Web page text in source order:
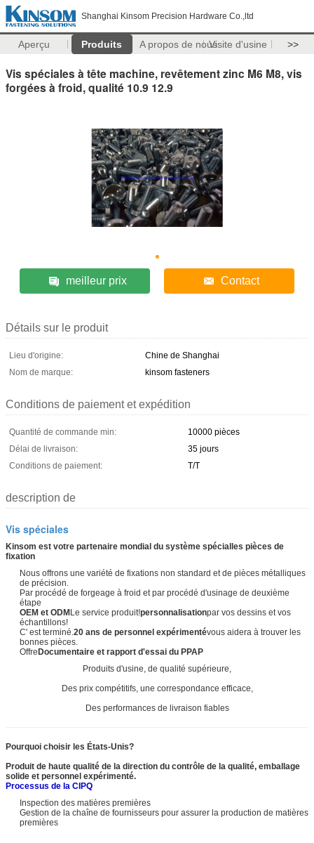
Shanghai Kinsom Precision Hardware Co.,ltd
Aperçu Produits A propos de nousVisite d'usine >>
Vis spéciales à tête machine, revêtement zinc M6 M8, vis
forgées à froid, qualité 10.9 12.9
meilleur prix Contact
Détails sur le produit
Lieu d'origine:
Chine de Shanghai
Nom de marque:
kinsom fasteners
Conditions de paiement et expédition
Quantité de commande min:
10000 pièces
Délai de livraison:
35 jours
Conditions de paiement:
T/T
description de
Vis spéciales
Kinsom est votre partenaire mondial du système spécialles pièces de
fixation
Nous offrons une variété de fixations non standard et de pièces métalliques
de précision.
Par procédé de forgeage à froid et par procédé d'usinage de deuxième
étape
OEM et ODMLe service produit!personnalisationpar vos dessins et vos
échantillons!
C' est terminé.20 ans de personnel expérimentévous aidera à trouver les
bonnes pièces.
OffreDocumentaire et rapport d'essai du PPAP
Produits d'usine, de qualité supérieure,
Des prix compétitifs, une correspondance efficace,
Des performances de livraison fiables
Pourquoi choisir les États-Unis?
Produit de haute qualité de la direction du contrôle de la qualité, emballage
solide et personnel expérimenté.
Processus de la CIPQ
Inspection des matières premières
Gestion de la chaîne de fournisseurs pour assurer la production de matières
premières